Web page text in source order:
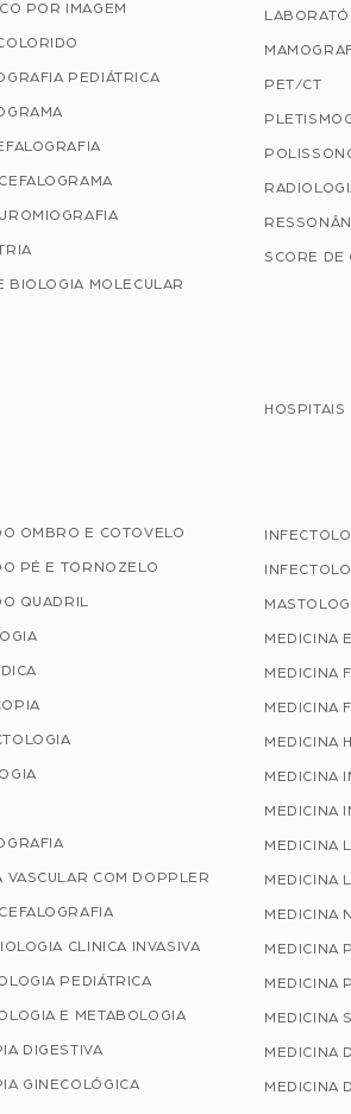
POR IMAGEM
PEDIÁTRICA
BIOLOGIA MOLECULAR
PET/CT
SCORE DE
HOSPITAIS
OMBRO E COTOVELO
PÉ E TORNOZELO
QUADRIL
VASCULAR COM DOPPLER
CLINICA INVASIVA
PEDIÁTRICA
E METABOLOGIA
DIGESTIVA
GINECOLÓGICA
MEDICINA
MEDICINA
MEDICINA
MEDICINA
MEDICINA
MEDICINA
MEDICINA
MEDICINA
MEDICINA
MEDICINA
MEDICINA
MEDICINA
MEDICINA
MEDICINA